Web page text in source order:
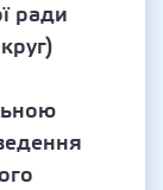
ради